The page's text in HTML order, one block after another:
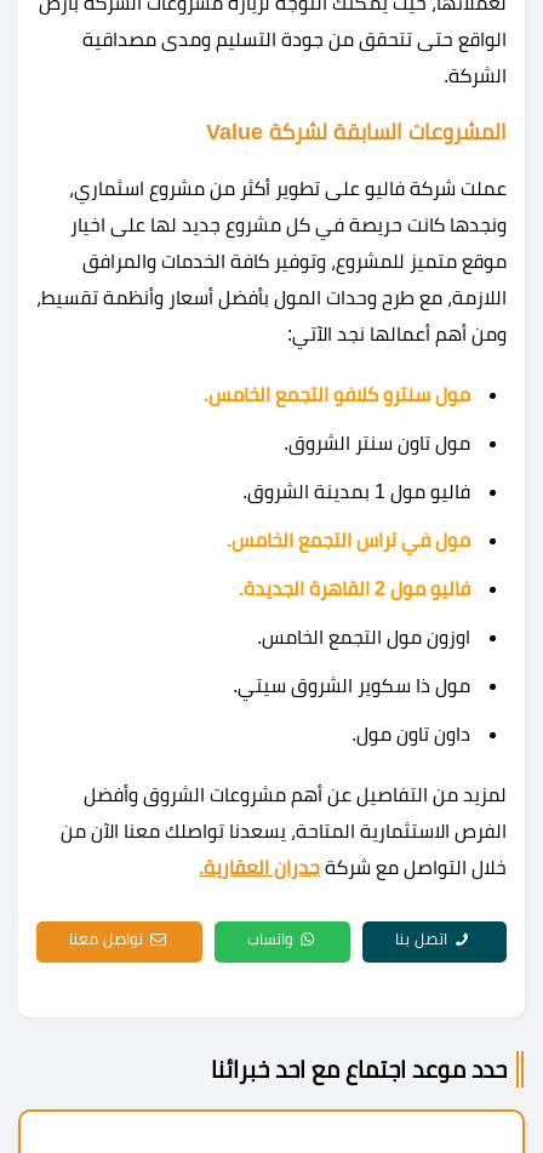
الواقع حتى تتحقق من جودة التسليم ومدى مصداقية
الشركة.
المشروعات السابقة لشركة Value
عملت شركة فاليو على تطوير أكثر من مشروع اسثماري،
ونجدها كانت حريصة في كل مشروع جديد لها على اخيار
موقع متميز للمشروع، وتوفير كافة الخدمات والمرافق
اللازمة، مع طرح وحدات المول بأفضل أسعار وأنظمة تقسيط،
ومن أهم أعمالها نجد الآتي:
مول سنترو كلافو التجمع الخامس.
مول تاون سنتر الشروق.
فاليو مول 1 بمدينة الشروق.
مول في تراس التجمع الخامس.
فاليو مول 2 القاهرة الجديدة.
اوزون مول التجمع الخامس.
مول ذا سكوير الشروق سيتي.
داون تاون مول.
لمزيد من التفاصيل عن أهم مشروعات الشروق وأفضل
الفرص الاستثمارية المتاحة، يسعدنا تواصلك معنا الآن من
خلال التواصل مع شركة جدران العقارية.
اتصل بنا واتساب تواصل معنا
حدد موعد اجتماع مع احد خبرائنا